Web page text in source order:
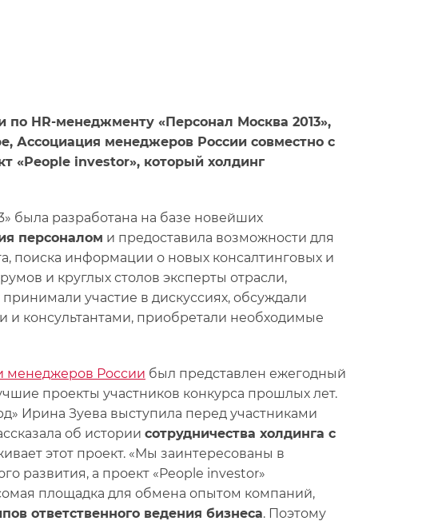
HR-менеджменту «Персонал Москва 2013»,
Ассоциация менеджеров России совместно с
«People investor», который холдинг
была разработана на базе новейших
персоналом и предоставила возможности для
поиска информации о новых консалтинговых и
и круглых столов эксперты отрасли,
участие в дискуссиях, обсуждали
и консультантами, приобретали необходимые
менеджеров России был представлен ежегодный
проекты участников конкурса прошлых лет.
Ирина Зуева выступила перед участниками
об истории сотрудничества холдинга с
этот проект. «Мы заинтересованы в
развития, а проект «People investor»
площадка для обмена опытом компаний,
ответственного ведения бизнеса. Поэтому